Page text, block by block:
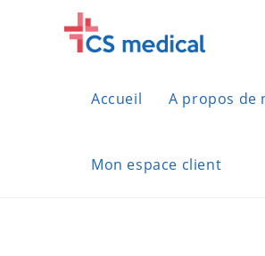
Accueil A propos de
Mon espace client